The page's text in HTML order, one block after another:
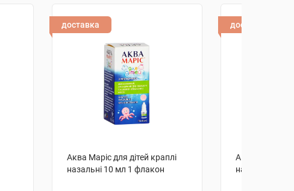
доставка
Аква Маріс для дітей краплі
назальні 10 мл 1 флакон
доставка
Аква Маріс
назальний 50